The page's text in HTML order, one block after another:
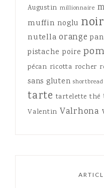
Augustin millionnaire
muffin noglu noir
nutella orange
pistache poire
pécan ricotta rocher
sans gluten shortbread
tarte tartelette thé
Valentin Valrhona